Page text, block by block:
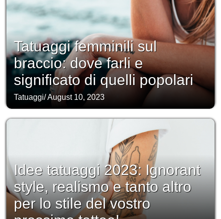
Tatuaggi femminili sul
braccio: dove farli e
significato di quelli popolari
Tatuaggi/August 10, 2023
Idee tatuaggi 2023: Ignorant
style, realismo e tanto altro
per lo stile del vostro